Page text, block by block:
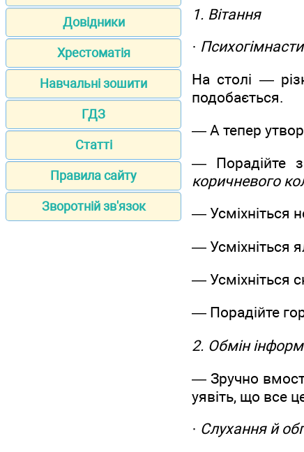
Довідники
Хрестоматія
Навчальні зошити
ГДЗ
Статті
Правила сайту
Зворотній зв'язок
1. Вітання
·
На столі —
подобається.
— А тепер
— Порадійте
коричневого
— Усміхніться
— Усміхніться
— Усміхніться
— Порадійте
2. Обмін
— Зручно
уявіть, що все
· Слухання й